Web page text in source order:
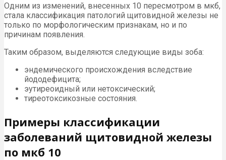
Одним из изменений, внесенных 10 пересмотром в мкб,
стала классификация патологий щитовидной железы не
только по морфологическим признакам, но и по
причинам появления.
Таким образом, выделяются следующие виды зоба:
эндемического происхождения вследствие
йододефицита;
эутиреоидный или нетоксический;
тиреотоксикозные состояния.
Примеры классификации
заболеваний щитовидной железы
по мкб 10